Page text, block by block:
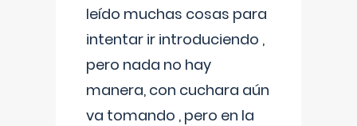
leído muchas cosas para
intentar ir introduciendo ,
pero nada no hay
manera, con cuchara aún
va tomando , pero en la